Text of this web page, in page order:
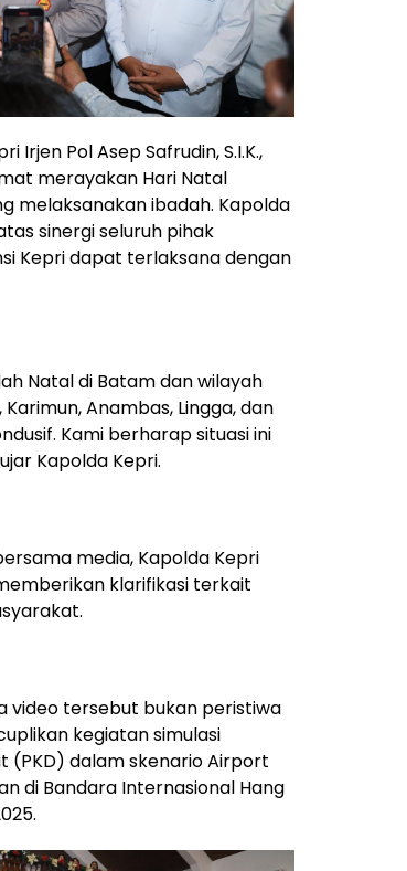
Irjen Pol Asep Safrudin, S.I.K.,
merayakan Hari Natal
melaksanakan ibadah. Kapolda
sinergi seluruh pihak
Kepri dapat terlaksana dengan
Natal di Batam dan wilayah
Anambas, Lingga, dan
Kami berharap situasi ini
Kapolda Kepri.
media, Kapolda Kepri
memberikan klarifikasi terkait
video tersebut bukan peristiwa
kegiatan simulasi
(PKD) dalam skenario Airport
di Bandara Internasional Hang